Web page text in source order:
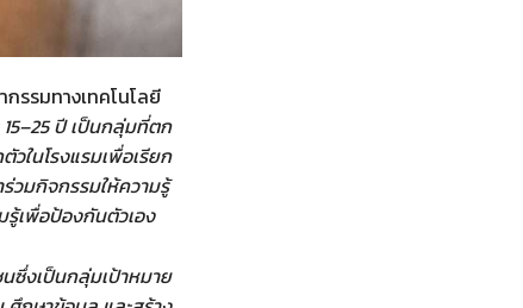
รรมทางเทคโนโลยี
ปี เป็นกลุ่มที่ตก
ในโรงแรมเพื่อเรียก
วมกิจกรรมให้ความรู้
รู้เพื่อป้องกันตัวเอง
ซึ่งเป็นกลุ่มเป้าหมาย